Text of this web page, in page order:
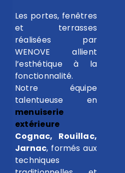
Les portes, fenêtres
et terrasses
réalisées par
WENOVE allient
l’esthétique à la
fonctionnalité.
Notre équipe
talentueuse en
menuiserie
extérieure
Cognac, Rouillac,
Jarnac, formés aux
techniques